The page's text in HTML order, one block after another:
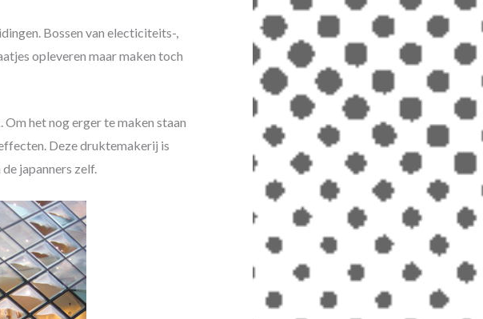
Bossen van electiciteits-,
opleveren maar maken toch
het nog erger te maken staan
Deze druktemakerij is
japanners zelf.